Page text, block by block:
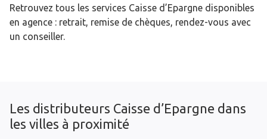
Retrouvez tous les services Caisse d’Epargne disponibles
en agence : retrait, remise de chèques, rendez-vous avec
un conseiller.
Les distributeurs Caisse d’Epargne dans
les villes à proximité